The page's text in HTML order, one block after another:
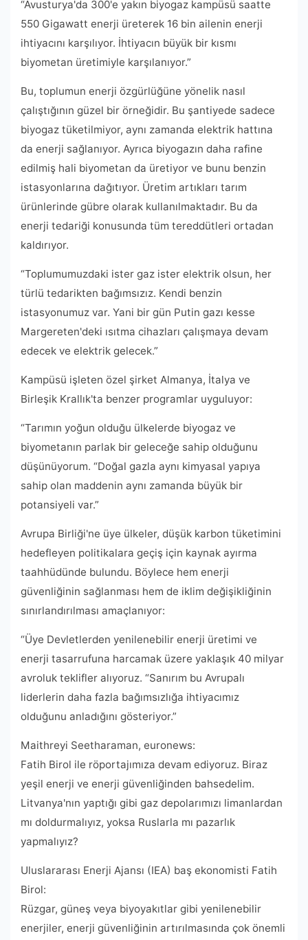
“Avusturya'da 300'e yakın biyogaz kampüsü saatte
550 Gigawatt enerji üreterek 16 bin ailenin enerji
ihtiyacını karşılıyor. İhtiyacın büyük bir kısmı
biyometan üretimiyle karşılanıyor.”
Bu, toplumun enerji özgürlüğüne yönelik nasıl
çalıştığının güzel bir örneğidir. Bu şantiyede sadece
biyogaz tüketilmiyor, aynı zamanda elektrik hattına
da enerji sağlanıyor. Ayrıca biyogazın daha rafine
edilmiş hali biyometan da üretiyor ve bunu benzin
istasyonlarına dağıtıyor. Üretim artıkları tarım
ürünlerinde gübre olarak kullanılmaktadır. Bu da
enerji tedariği konusunda tüm tereddütleri ortadan
kaldırıyor.
“Toplumumuzdaki ister gaz ister elektrik olsun, her
türlü tedarikten bağımsızız. Kendi benzin
istasyonumuz var. Yani bir gün Putin gazı kesse
Margereten'deki ısıtma cihazları çalışmaya devam
edecek ve elektrik gelecek.”
Kampüsü işleten özel şirket Almanya, İtalya ve
Birleşik Krallık'ta benzer programlar uyguluyor:
“Tarımın yoğun olduğu ülkelerde biyogaz ve
biyometanın parlak bir geleceğe sahip olduğunu
düşünüyorum. “Doğal gazla aynı kimyasal yapıya
sahip olan maddenin aynı zamanda büyük bir
potansiyeli var.”
Avrupa Birliği'ne üye ülkeler, düşük karbon tüketimini
hedefleyen politikalara geçiş için kaynak ayırma
taahhüdünde bulundu. Böylece hem enerji
güvenliğinin sağlanması hem de iklim değişikliğinin
sınırlandırılması amaçlanıyor:
“Üye Devletlerden yenilenebilir enerji üretimi ve
enerji tasarrufuna harcamak üzere yaklaşık 40 milyar
avroluk teklifler alıyoruz. “Sanırım bu Avrupalı ​​
liderlerin daha fazla bağımsızlığa ihtiyacımız
olduğunu anladığını gösteriyor.”
Maithreyi Seetharaman, euronews:
Fatih Birol ile röportajımıza devam ediyoruz. Biraz
yeşil enerji ve enerji güvenliğinden bahsedelim.
Litvanya'nın yaptığı gibi gaz depolarımızı limanlardan
mı doldurmalıyız, yoksa Ruslarla mı pazarlık
yapmalıyız?
Uluslararası Enerji Ajansı (IEA) baş ekonomisti Fatih
Birol:
Rüzgar, güneş veya biyoyakıtlar gibi yenilenebilir
enerjiler, enerji güvenliğinin artırılmasında çok önemli